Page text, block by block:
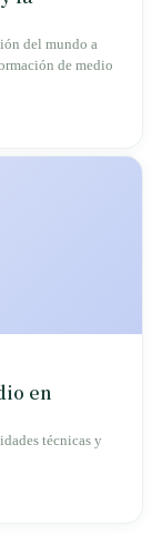
del mundo a
de medio
en
técnicas y